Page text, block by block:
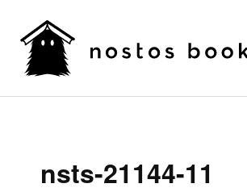
nsts-21144-11